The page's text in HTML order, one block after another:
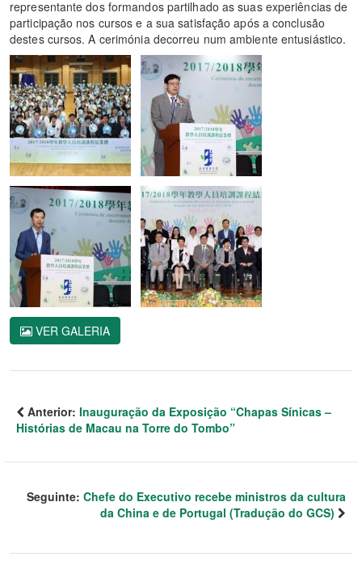
representante dos formandos partilhado as suas experiências de
participação nos cursos e a sua satisfação após a conclusão
destes cursos. A cerimónia decorreu num ambiente entusiástico.
VER GALERIA
Anterior: Inauguração da Exposição “Chapas Sínicas –
Histórias de Macau na Torre do Tombo”
Seguinte: Chefe do Executivo recebe ministros da cultura
da China e de Portugal (Tradução do GCS)